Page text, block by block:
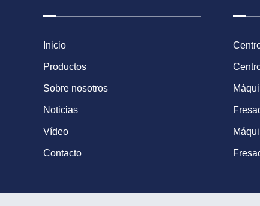
Inicio
Productos
Sobre nosotros
Noticias
Vídeo
Contacto